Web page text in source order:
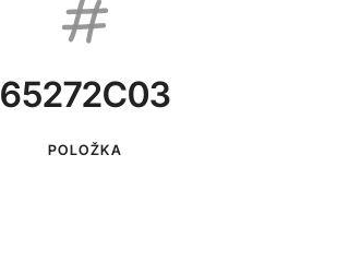
65272C03
POLOŽKA